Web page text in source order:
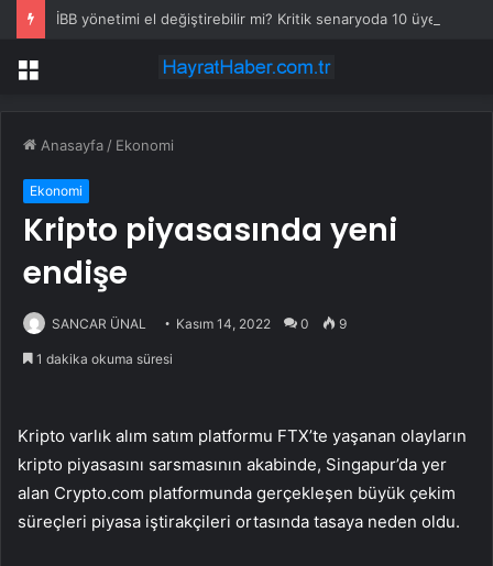
Menü
Anasayfa / Ekonomi
Ekonomi
Kripto piyasasında yeni
endişe
SANCAR ÜNAL Kasım 14, 2022 0 9
1 dakika okuma süresi
Kripto varlık alım satım platformu FTX’te yaşanan olayların
kripto piyasasını sarsmasının akabinde, Singapur’da yer
alan Crypto.com platformunda gerçekleşen büyük çekim
süreçleri piyasa iştirakçileri ortasında tasaya neden oldu.